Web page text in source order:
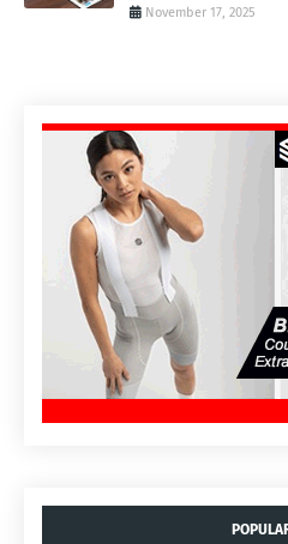
November 17, 2025